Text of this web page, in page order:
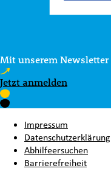
Mit unserem Newsletter
Jetzt anmelden
Impressum
Datenschutzerklärung
Abhilfeersuchen
Barrierefreiheit